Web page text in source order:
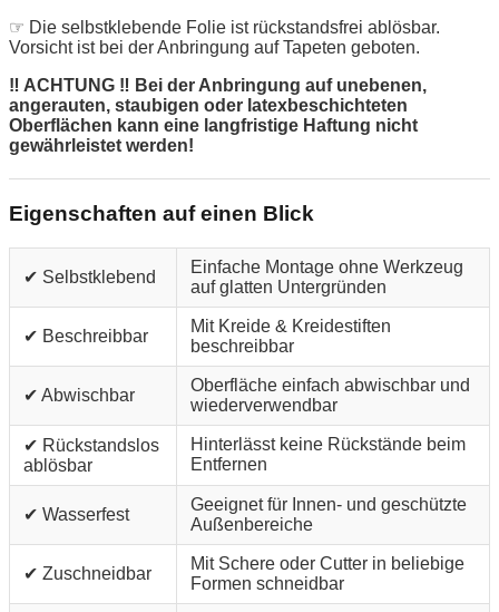
☞ Die selbstklebende Folie ist rückstandsfrei ablösbar.
Vorsicht ist bei der Anbringung auf Tapeten geboten.
‼ ACHTUNG ‼ Bei der Anbringung auf unebenen,
angerauten, staubigen oder latexbeschichteten
Oberflächen kann eine langfristige Haftung nicht
gewährleistet werden!
Eigenschaften auf einen Blick
✔ Selbstklebend
Einfache Montage ohne Werkzeug
auf glatten Untergründen
✔ Beschreibbar
Mit Kreide & Kreidestiften
beschreibbar
✔ Abwischbar
Oberfläche einfach abwischbar und
wiederverwendbar
✔ Rückstandslos
ablösbar
Hinterlässt keine Rückstände beim
Entfernen
✔ Wasserfest
Geeignet für Innen- und geschützte
Außenbereiche
✔ Zuschneidbar
Mit Schere oder Cutter in beliebige
Formen schneidbar